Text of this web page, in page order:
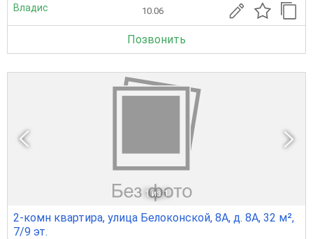
Владис 10.06
Позвонить
1 из 1
2-комн квартира, улица Белоконской, 8А, д. 8А, 32 м²,
7/9 эт.